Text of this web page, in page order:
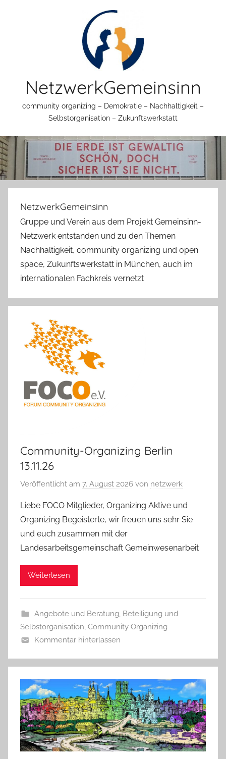
NetzwerkGemeinsinn
community organizing – Demokratie – Nachhaltigkeit –
Selbstorganisation – Zukunftswerkstatt
NetzwerkGemeinsinn
Gruppe und Verein aus dem Projekt Gemeinsinn-
Netzwerk entstanden und zu den Themen
Nachhaltigkeit, community organizing und open
space, Zukunftswerkstatt in München, auch im
internationalen Fachkreis vernetzt
Community-Organizing Berlin
13.11.26
Veröffentlicht am 7. August 2026 von netzwerk
Liebe FOCO Mitglieder, Organizing Aktive und
Organizing Begeisterte, wir freuen uns sehr Sie
und euch zusammen mit der
Landesarbeitsgemeinschaft Gemeinwesenarbeit
Weiterlesen
Angebote und Beratung Beteiligung und
Selbstorganisation Community Organizing
Kommentar hinterlassen